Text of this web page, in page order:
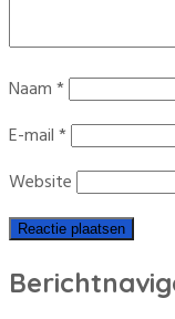
Naam*
E-mail*
Website